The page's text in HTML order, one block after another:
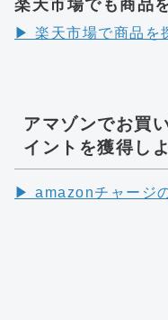
楽天市場でも商品
▶︎ 楽天市場で商品を
アマゾンでお買
イントを獲得し
▶︎ amazonチャージ